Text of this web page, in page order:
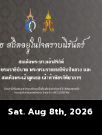
Sat. Aug 8th, 2026